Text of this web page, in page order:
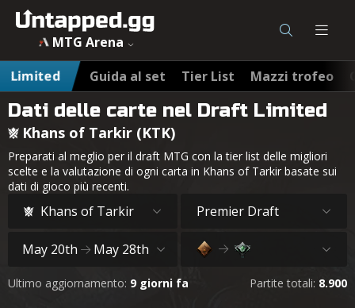
MTG Arena
Limited
Guida al set Tier List Mazzi trofeo
Dati delle carte nel Draft Limited
Khans of Tarkir (KTK)
Preparati al meglio per il draft MTG con la tier list delle migliori
scelte e la valutazione di ogni carta in Khans of Tarkir basate sui
dati di gioco più recenti.
Khans of Tarkir Premier Draft
May 20th May 28th
Ultimo aggiornamento: 9 giorni fa Partite totali: 8.900